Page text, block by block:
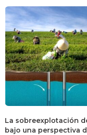
La sobreexplotación
bajo una perspectiva